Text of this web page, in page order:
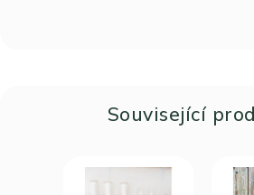
Související